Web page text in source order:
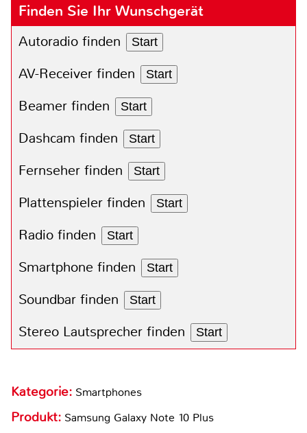
Finden Sie Ihr Wunschgerät
Autoradio finden Start
AV-Receiver finden Start
Beamer finden Start
Dashcam finden Start
Fernseher finden Start
Plattenspieler finden Start
Radio finden Start
Smartphone finden Start
Soundbar finden Start
Stereo Lautsprecher finden Start
Kategorie: Smartphones
Produkt: Samsung Galaxy Note 10 Plus